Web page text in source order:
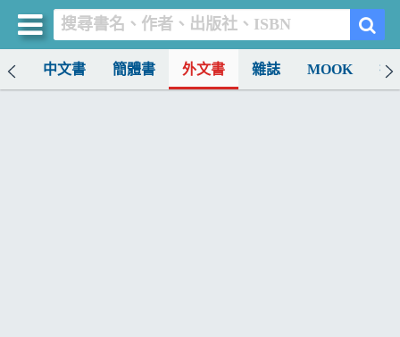
中文書 簡體書 外文書 雜誌 MOOK 找
買書網